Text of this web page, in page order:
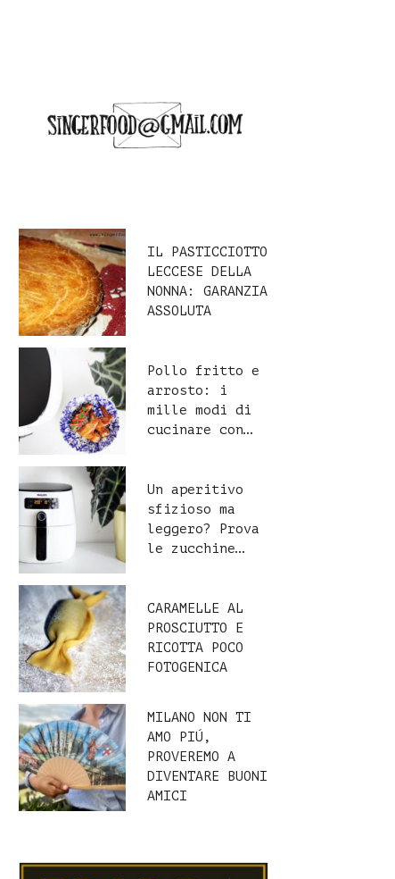
IL PASTICCIOTTO
LECCESE DELLA
NONNA: GARANZIA
ASSOLUTA
Pollo fritto e
arrosto: i
mille modi di
cucinare con…
Un aperitivo
sfizioso ma
leggero? Prova
le zucchine…
CARAMELLE AL
PROSCIUTTO E
RICOTTA POCO
FOTOGENICA
MILANO NON TI
AMO PIÚ,
PROVEREMO A
DIVENTARE BUONI
AMICI